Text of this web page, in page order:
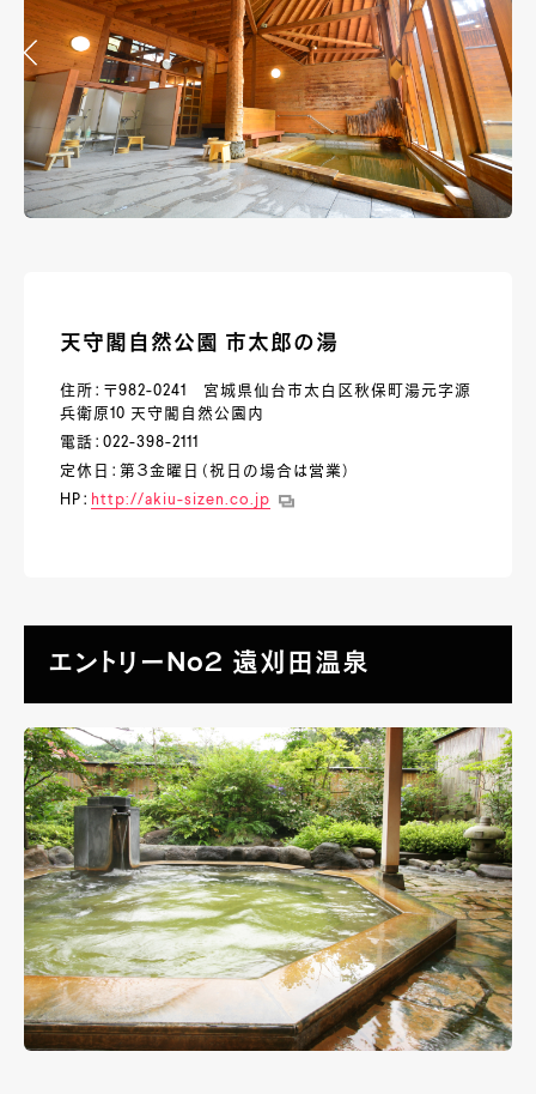
天守閣自然公園 市太郎の湯
住所：〒982-0241 宮城県仙台市太白区秋保町湯元字源
兵衛原10 天守閣自然公園内
電話：022-398-2111
定休日：第３金曜日（祝日の場合は営業）
HP： http://akiu-sizen.co.jp
エントリーNo２ 遠刈田温泉